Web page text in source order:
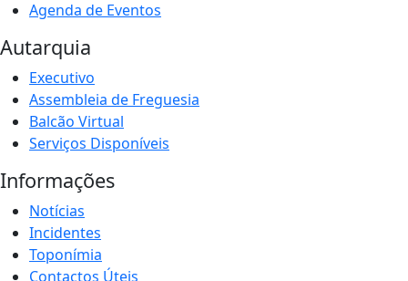
Agenda de Eventos
Autarquia
Executivo
Assembleia de Freguesia
Balcão Virtual
Serviços Disponíveis
Informações
Notícias
Incidentes
Toponímia
Contactos Úteis